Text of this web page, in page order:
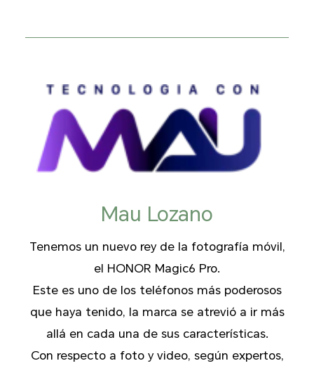
Mau Lozano
Tenemos un nuevo rey de la fotografía móvil,
el HONOR Magic6 Pro.
Este es uno de los teléfonos más poderosos
que haya tenido, la marca se atrevió a ir más
allá en cada una de sus características.
Con respecto a foto y video, según expertos,